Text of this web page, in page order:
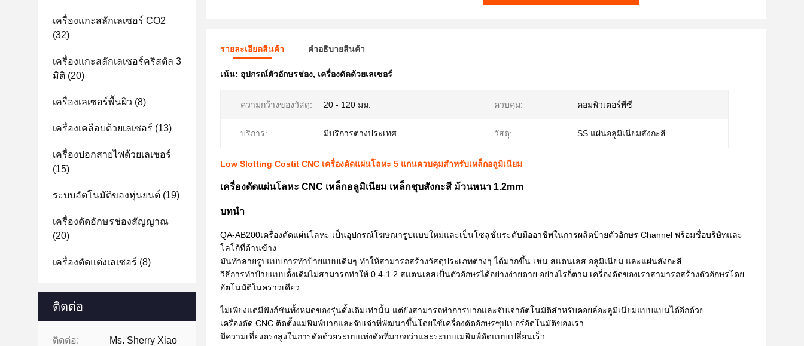
เครื่องแกะสลักเลเซอร์ CO2
(32)
เครื่องแกะสลักเลเซอร์คริสตัล 3
มิติ (20)
เครื่องเลเซอร์พื้นผิว (8)
เครื่องเคลือบด้วยเลเซอร์ (13)
เครื่องปอกสายไฟด้วยเลเซอร์
(15)
ระบบอัตโนมัติของหุ่นยนต์ (19)
เครื่องดัดอักษรช่องสัญญาณ
(20)
เครื่องตัดแต่งเลเซอร์ (8)
ติดต่อ
ติดต่อ: Ms. Sherry Xiao
รายละเอียดสินค้า คําอธิบายสินค้า
เน้น: อุปกรณ์ตัวอักษรช่อง, เครื่องดัดด้วยเลเซอร์
ความกว้างของวัสดุ: 20 - 120 มม. ควบคุม: คอมพิวเตอร์พีซี
บริการ: มีบริการต่างประเทศ วัสดุ: SS แผ่นอลูมิเนียมสังกะสี
Low Slotting Costit CNC เครื่องดัดแผ่นโลหะ 5 แกนควบคุมสำหรับเหล็กอลูมิเนียม
เครื่องดัดแผ่นโลหะ CNC เหล็กอลูมิเนียม เหล็กชุบสังกะสี ม้วนหนา 1.2mm
บทนำ
QA-AB200เครื่องดัดแผ่นโลหะ เป็นอุปกรณ์โฆษณารูปแบบใหม่และเป็นโซลูชั่นระดับมืออาชีพในการผลิตป้ายตัวอักษร Channel พร้อมชื่อบริษัทและ
โลโก้ที่ด้านข้าง
มันทำลายรูปแบบการทำป้ายแบบเดิมๆ ทำให้สามารถสร้างวัสดุประเภทต่างๆ ได้มากขึ้น เช่น สแตนเลส อลูมิเนียม และแผ่นสังกะสี
วิธีการทำป้ายแบบดั้งเดิมไม่สามารถทำให้ 0.4-1.2 สแตนเลสเป็นตัวอักษรได้อย่างง่ายดาย อย่างไรก็ตาม เครื่องดัดของเราสามารถสร้างตัวอักษรโดย
อัตโนมัติในคราวเดียว
ไม่เพียงแต่มีฟังก์ชันทั้งหมดของรุ่นดั้งเดิมเท่านั้น แต่ยังสามารถทำการบากและจับเจ่าอัตโนมัติสำหรับคอยล์อะลูมิเนียมแบบแบนได้อีกด้วย
เครื่องดัด CNC ติดตั้งแม่พิมพ์บากและจับเจ่าที่พัฒนาขึ้นโดยใช้เครื่องดัดอักษรซุปเปอร์อัตโนมัติของเรา
มีความเที่ยงตรงสูงในการดัดด้วยระบบแท่งดัดที่มากกว่าและระบบแม่พิมพ์ดัดแบบเปลี่ยนเร็ว